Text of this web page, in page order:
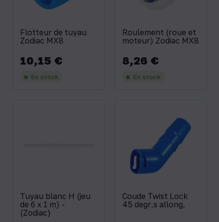
Flotteur de tuyau
Zodiac MX8
Prix
10,15 €
En stock
Roulement (roue et
moteur) Zodiac MX8
Prix
8,26 €
En stock
Tuyau blanc H (jeu
de 6 x 1 m) -
(Zodiac)
Coude Twist Lock
45 degr‚s allong‚